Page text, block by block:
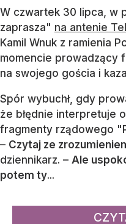
W czwartek 30 lipca, w
zaprasza" na antenie
Kamil Wnuk z ramienia
momencie prowadzący
na swojego gościa i
Spór wybuchł, gdy
że błędnie interpretuje
fragmenty rządowego
– Czytaj ze
dziennikarz. – Ale
potem ty...